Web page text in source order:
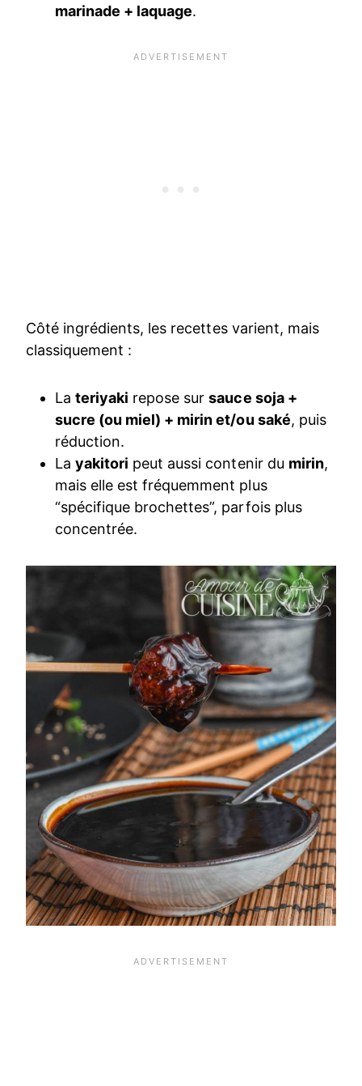
marinade + laquage.
Côté ingrédients, les recettes varient, mais
classiquement :
Lateriyaki repose sursauce soja +
sucre (ou miel) + mirin et/ou saké, puis
réduction.
Layakitori peut aussi contenir du mirin,
mais elle est fréquemment plus
“spécifique brochettes”, parfois plus
concentrée.